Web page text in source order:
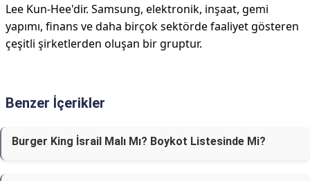
Lee Kun-Hee'dir. Samsung, elektronik, inşaat, gemi
yapımı, finans ve daha birçok sektörde faaliyet gösteren
çeşitli şirketlerden oluşan bir gruptur.
Benzer İçerikler
Burger King İsrail Malı Mı? Boykot Listesinde Mi?